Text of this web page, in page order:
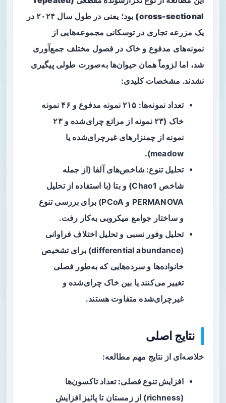
cross-sectional)
بود؛ یعنی در طول سال ۲۰۲۴ در
یک مزرعه تجاری در توسکانی مجموعه‌هایی از
نمونه‌های مدفوع و خاک در فصول مختلف جمع‌آوری
شد، اما لزوماً همان حیوان‌ها به‌صورت طولی پیگیری
نشدند. مشخصات کلیدی:
تعداد نمونه‌ها: ۲۱۵ نمونه مدفوع و ۴۶ نمونه
خاک (۲۳ نمونه از مراتع چرای‌شده و ۲۳
نمونه از چمنزارهای غیرچرای‌شده یا
meadow).
تحلیل تنوع: شاخص‌های آلفا (از جمله
شاخص Chao1) و
بتا (با استفاده از تحلیل
PERMANOVA و PCoA) برای بررسی تنوع
و ساختار جوامع میکروبی به‌کار رفت.
تحلیل وفور نسبی و تحلیل اختلاف فراوانی
(differential abundance) برای تشخیص
خانواده‌ها و سرده‌هایی که به‌طور فصلی
تغییر می‌کنند یا بین خاک چرای‌شده و
غیرچرای‌شده متفاوت هستند.
نتایج اصلی
خلاصه‌ای از نتایج مهم مطالعه:
افزایش تنوع فصلی: تعداد تاکسون‌ها
(richness) از زمستان تا پائیز افزایش